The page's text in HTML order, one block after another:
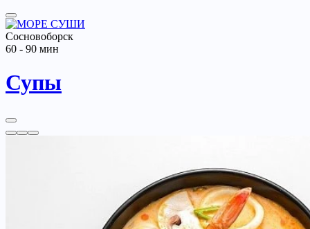
Сосновоборск
60 - 90 мин
Супы